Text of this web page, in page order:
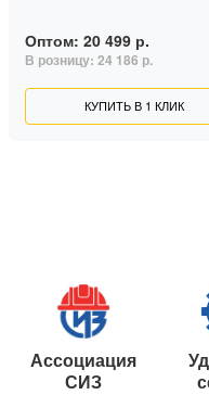
Оптом: 20 499 р.
В розницу: 24 186 р.
КУПИТЬ В 1 КЛИК
Ассоциация
СИЗ